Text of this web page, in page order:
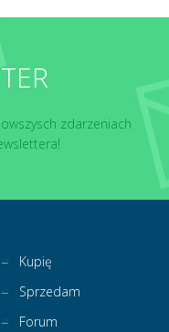
zdarzeniach
Kupię
Sprzedam
Forum